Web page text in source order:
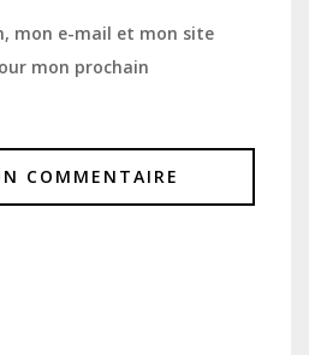
mon e-mail et mon site
mon prochain